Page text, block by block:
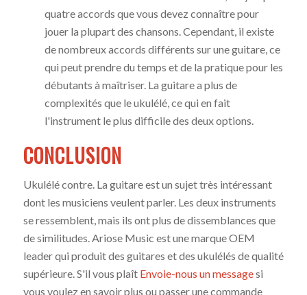
quatre accords que vous devez connaître pour
jouer la plupart des chansons. Cependant, il existe
de nombreux accords différents sur une guitare, ce
qui peut prendre du temps et de la pratique pour les
débutants à maîtriser. La guitare a plus de
complexités que le ukulélé, ce qui en fait
l'instrument le plus difficile des deux options.
CONCLUSION
Ukulélé contre. La guitare est un sujet très intéressant
dont les musiciens veulent parler. Les deux instruments
se ressemblent, mais ils ont plus de dissemblances que
de similitudes. Ariose Music est une marque OEM
leader qui produit des guitares et des ukulélés de qualité
supérieure. S'il vous plaît Envoie-nous un messagesi
vous voulez en savoir plus ou passer une commande